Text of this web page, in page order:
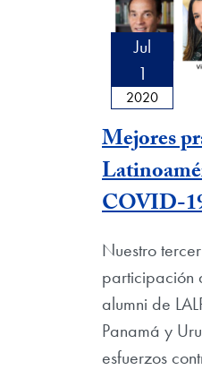
Jul
1
2020
Mejores
COVID-
Nuestro
participación
alumni de
Panamá y
esfuerzos